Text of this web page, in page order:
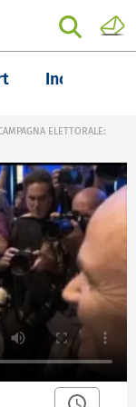
Inchieste
ELETTORALE: